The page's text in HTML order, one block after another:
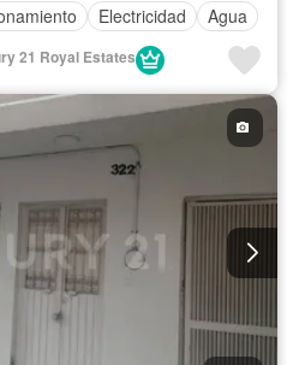
Electricidad Agua
21 Royal Estates